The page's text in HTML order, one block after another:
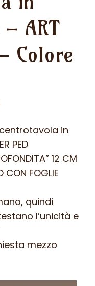
ART
Colore
in
PED
12 CM
CON FOGLIE
quindi
l’unicità e
mezzo